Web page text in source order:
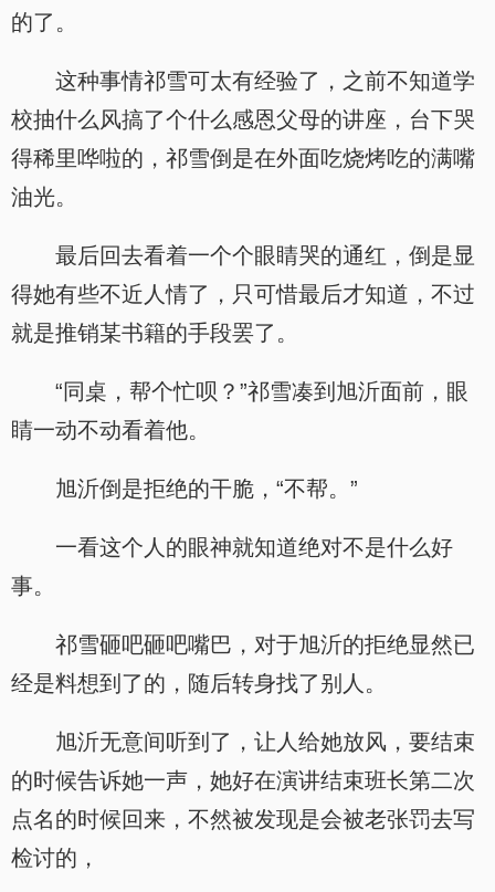
的了。
这种事情祁雪可太有经验了，之前不知道学
校抽什么风搞了个什么感恩父母的讲座，台下哭
得稀里哗啦的，祁雪倒是在外面吃烧烤吃的满嘴
油光。
最后回去看着一个个眼睛哭的通红，倒是显
得她有些不近人情了，只可惜最后才知道，不过
就是推销某书籍的手段罢了。
“同桌，帮个忙呗？”祁雪凑到旭沂面前，眼
睛一动不动看着他。
旭沂倒是拒绝的干脆，“不帮。”
一看这个人的眼神就知道绝对不是什么好
事。
祁雪砸吧砸吧嘴巴，对于旭沂的拒绝显然已
经是料想到了的，随后转身找了别人。
旭沂无意间听到了，让人给她放风，要结束
的时候告诉她一声，她好在演讲结束班长第二次
点名的时候回来，不然被发现是会被老张罚去写
检讨的，